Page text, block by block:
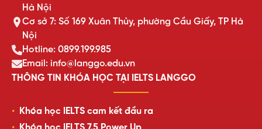
Hà Nội
Cơ sở 7: Số 169 Xuân Thủy, phường Cầu Giấy, TP Hà
Nội
Hotline: 0899.199.985
Email: info@langgo.edu.vn
THÔNG TIN KHÓA HỌC TẠI IELTS LANGGO
Khóa học IELTS cam kết đầu ra